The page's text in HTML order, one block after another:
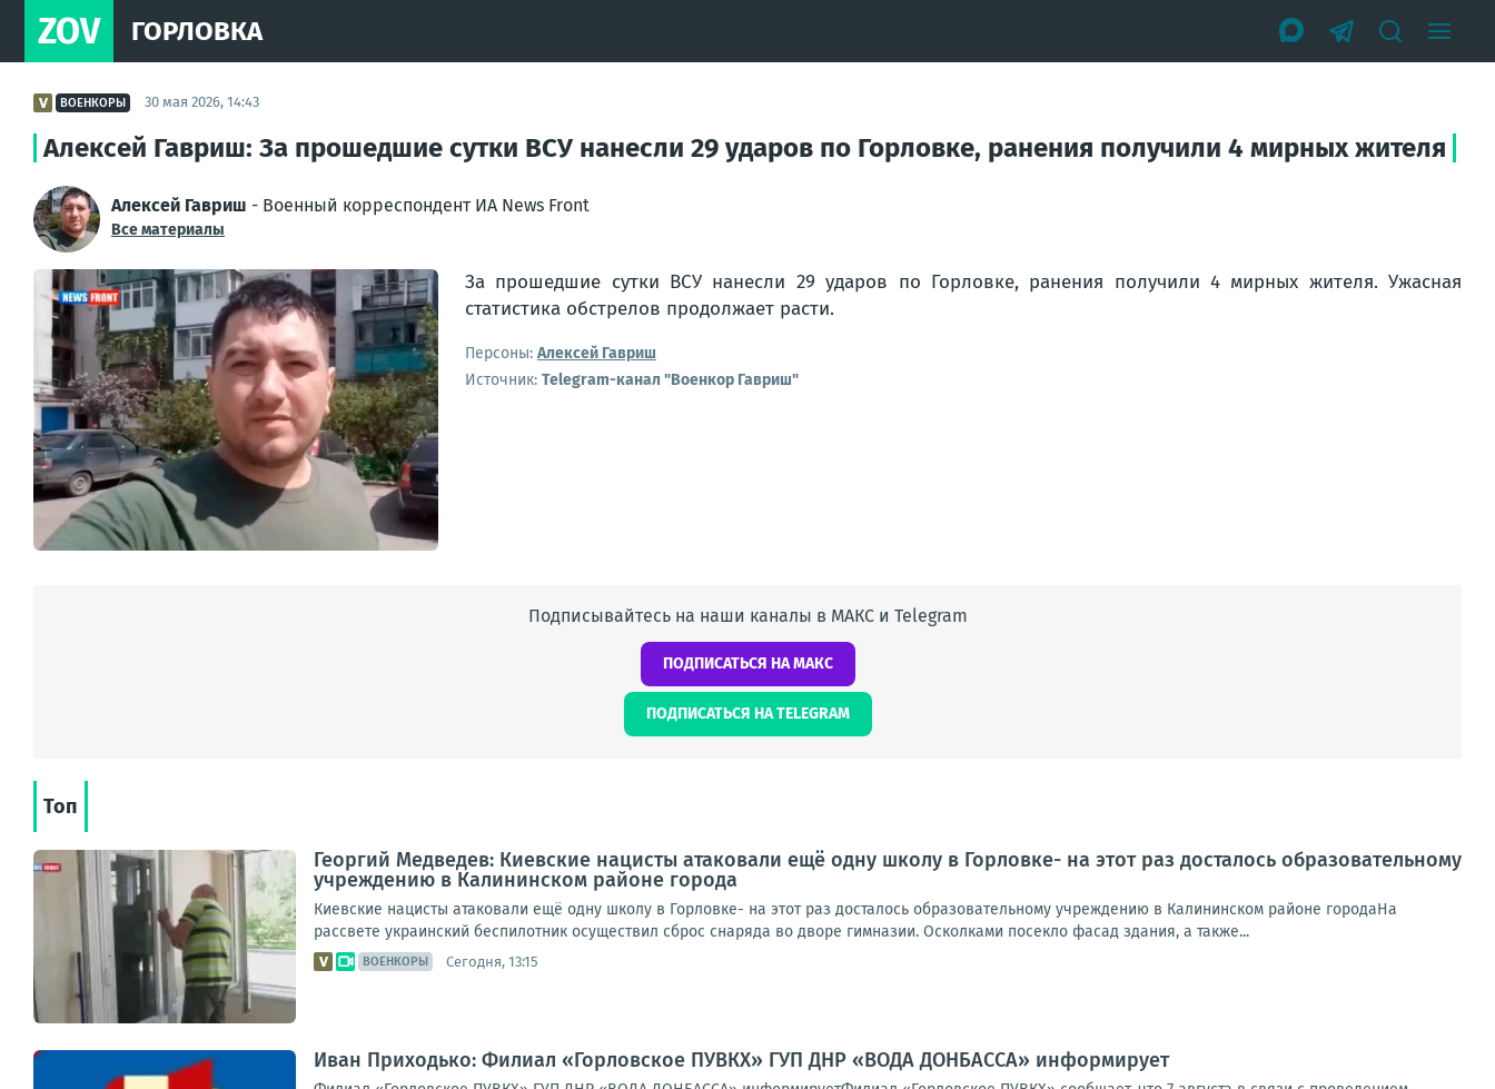
ZOV ГОРЛОВКА
ВОЕНКОРЫ 30 мая 2026, 14:43
Алексей Гавриш: За прошедшие сутки ВСУ нанесли 29 ударов по Горловке, ранения получили 4 мирных жителя
Алексей Гавриш - Военный корреспондент ИА News Front
Все материалы
За прошедшие сутки ВСУ нанесли 29 ударов по Горловке, ранения получили 4 мирных жителя. Ужасная
статистика обстрелов продолжает расти.
Персоны: Алексей Гавриш
Источник: Telegram-канал "Военкор Гавриш"
Подписывайтесь на наши каналы в МАКС и Telegram
ПОДПИСАТЬСЯ НА МАКС
ПОДПИСАТЬСЯ НА TELEGRAM
Топ
Георгий Медведев: Киевские нацисты атаковали ещё одну школу в Горловке- на этот раз досталось образовательному
учреждению в Калининском районе города
Киевские нацисты атаковали ещё одну школу в Горловке- на этот раз досталось образовательному учреждению в Калининском районе городаНа
рассвете украинский беспилотник осуществил сброс снаряда во дворе гимназии. Осколками посекло фасад здания, а также...
ВОЕНКОРЫ Сегодня, 13:15
Иван Приходько: Филиал «Горловское ПУВКХ» ГУП ДНР «ВОДА ДОНБАССА» информирует